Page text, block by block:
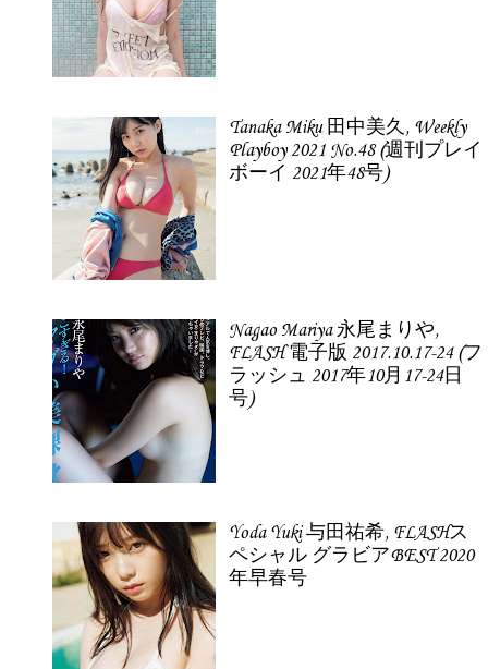
Tanaka Miku 田中美久, Weekly
Playboy 2021 No.48 (週刊プレイ
ボーイ 2021年48号)
Nagao Mariya 永尾まりや,
FLASH 電子版 2017.10.17-24 (フ
ラッシュ 2017年10月17-24日
号)
Yoda Yuki 与田祐希, FLASHス
ペシャル グラビアBEST 2020
年早春号